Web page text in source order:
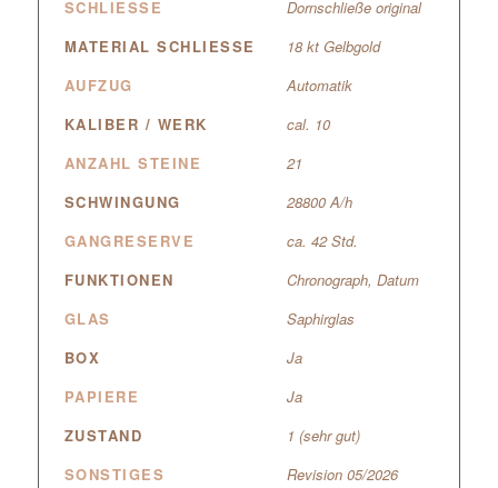
SCHLIESSE
Dornschließe original
MATERIAL SCHLIESSE
18 kt Gelbgold
AUFZUG
Automatik
KALIBER / WERK
cal. 10
ANZAHL STEINE
21
SCHWINGUNG
28800 A/h
GANGRESERVE
ca. 42 Std.
FUNKTIONEN
Chronograph, Datum
GLAS
Saphirglas
BOX
Ja
PAPIERE
Ja
ZUSTAND
1 (sehr gut)
SONSTIGES
Revision 05/2026